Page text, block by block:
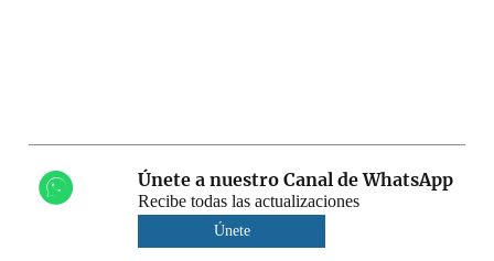
Únete a nuestro Canal de WhatsApp
Recibe todas las actualizaciones
Únete